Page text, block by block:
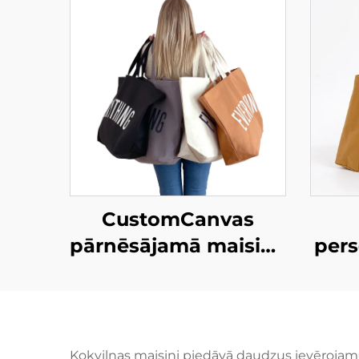
CustomCanvas
pārnēsājamā maisiņa
Kokvilnas maisiņi piedāvā daudzus